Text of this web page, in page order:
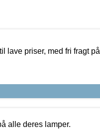
lave priser, med fri fragt på
alle deres lamper.